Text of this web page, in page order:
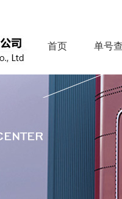
首页 单号